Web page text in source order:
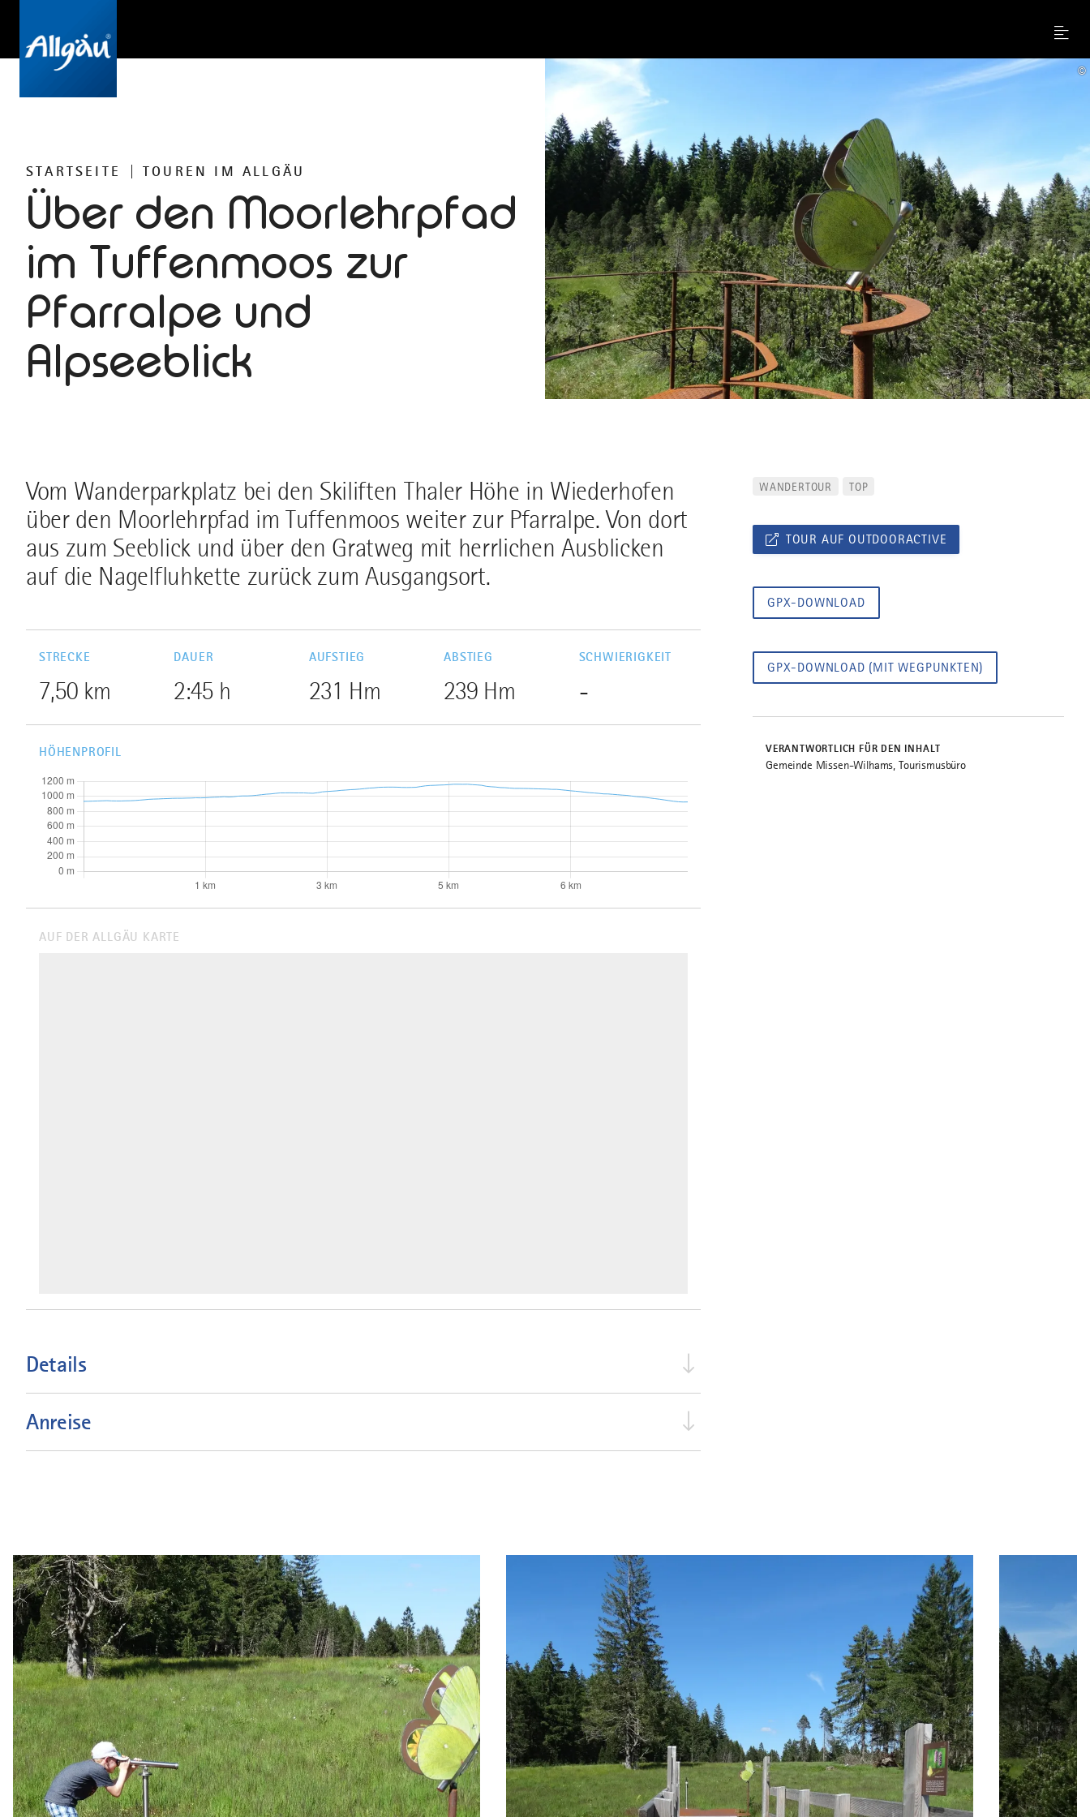
Menu
STARTSEITE TOUREN IM ALLGÄU
Über den Moorlehrpfad
im Tuffenmoos zur
Pfarralpe und
Alpseeblick
©
Vom Wanderparkplatz bei den Skiliften Thaler Höhe in Wiederhofen
über den Moorlehrpfad im Tuffenmoos weiter zur Pfarralpe. Von dort
aus zum Seeblick und über den Gratweg mit herrlichen Ausblicken
auf die Nagelfluhkette zurück zum Ausgangsort.
STRECKE
7,50 km
DAUER
2:45 h
AUFSTIEG
231 Hm
ABSTIEG
239 Hm
SCHWIERIGKEIT
-
HÖHENPROFIL
AUF DER ALLGÄU KARTE
Details
Anreise
WANDERTOUR TOP
TOUR AUF OUTDOORACTIVE
GPX-DOWNLOAD
GPX-DOWNLOAD (MIT WEGPUNKTEN)
VERANTWORTLICH FÜR DEN INHALT
Gemeinde Missen-Wilhams, Tourismusbüro